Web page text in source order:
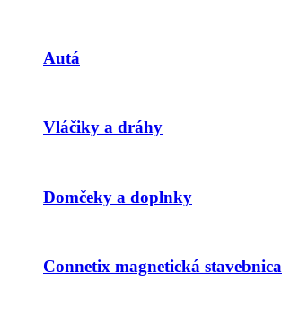
Autá
Vláčiky a dráhy
Domčeky a doplnky
Connetix magnetická stavebnica